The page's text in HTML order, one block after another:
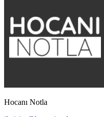
Hocanı Notla